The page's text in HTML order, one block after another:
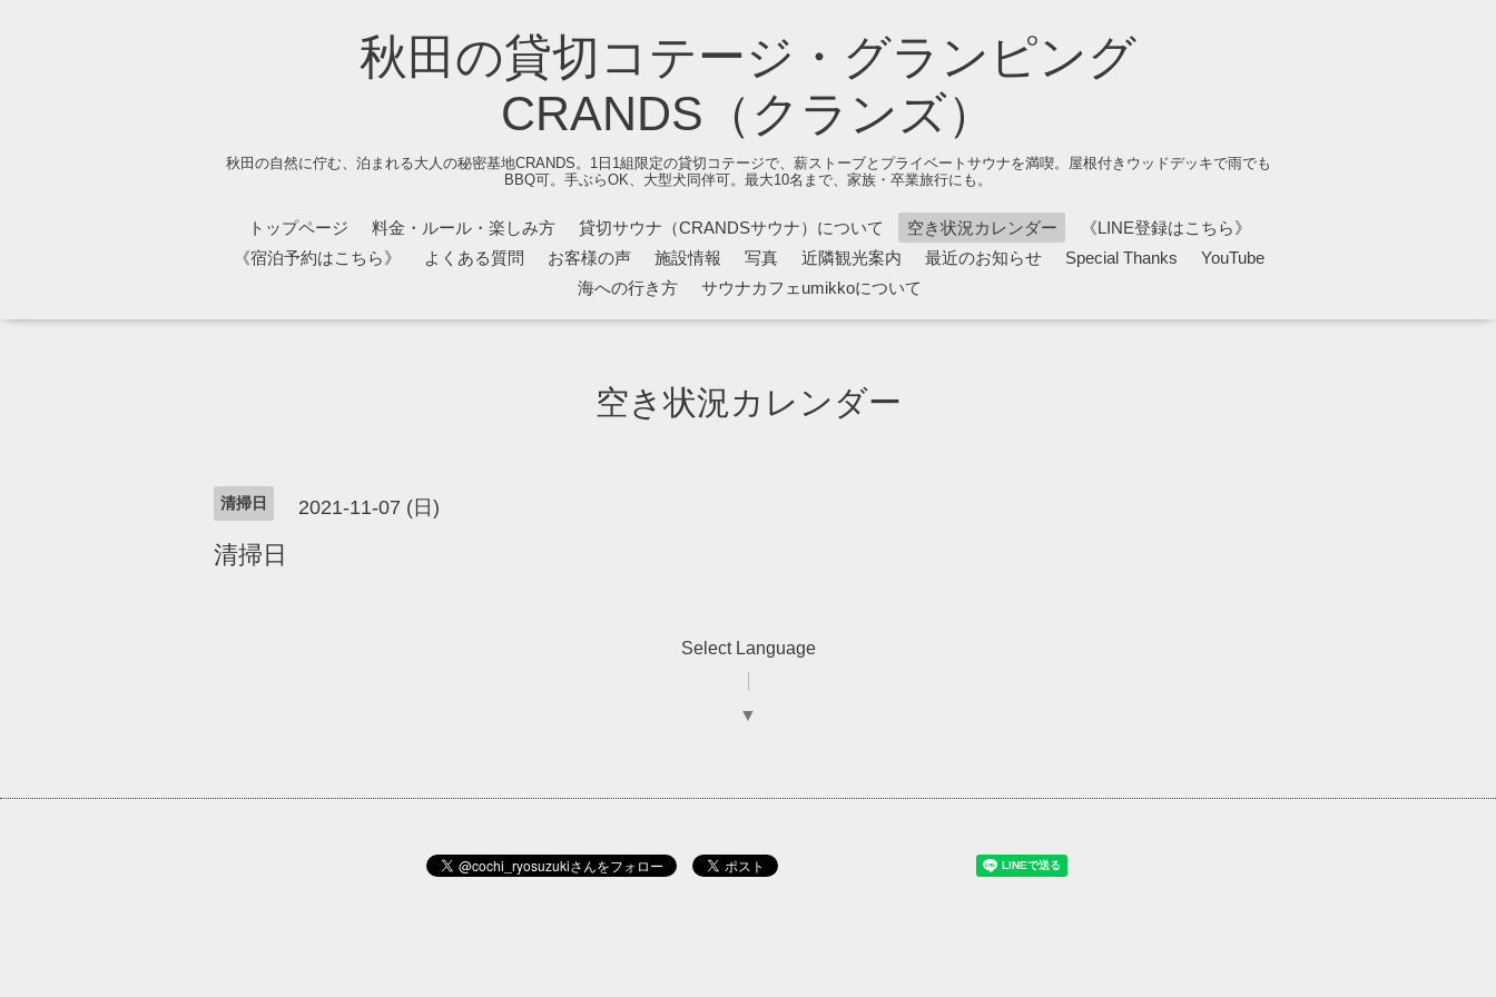
秋田の貸切コテージ・グランピング
CRANDS（クランズ）
秋田の自然に佇む、泊まれる大人の秘密基地CRANDS。1日1組限定の貸切コテージで、薪ストーブとプライベートサウナを満喫。屋根付きウッドデッキで雨でも
BBQ可。手ぶらOK、大型犬同伴可。最大10名まで、家族・卒業旅行にも。
トップページ 料金・ルール・楽しみ方 貸切サウナ（CRANDSサウナ）について 空き状況カレンダー
《LINE登録はこちら》
《宿泊予約はこちら》
よくある質問 お客様の声 施設情報 写真 近隣観光案内 最近のお知らせ Special Thanks
YouTube
海への行き方
サウナカフェumikkoについて
空き状況カレンダー
清掃日 2021-11-07 (日)
清掃日
Select Language
▼